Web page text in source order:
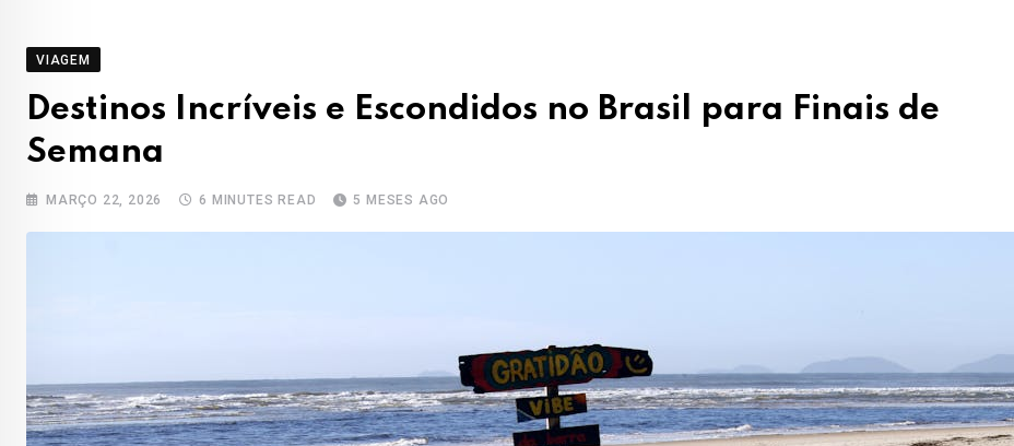
VIAGEM
Destinos Incríveis e Escondidos no Brasil para Finais de
Semana
MARÇO 22, 2026 6 MINUTES READ 5 MESES AGO